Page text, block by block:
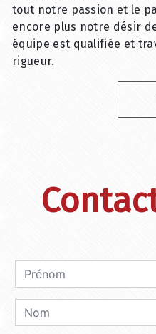
tout notre passion et le
encore plus notre désir
équipe est qualifiée et
rigueur.